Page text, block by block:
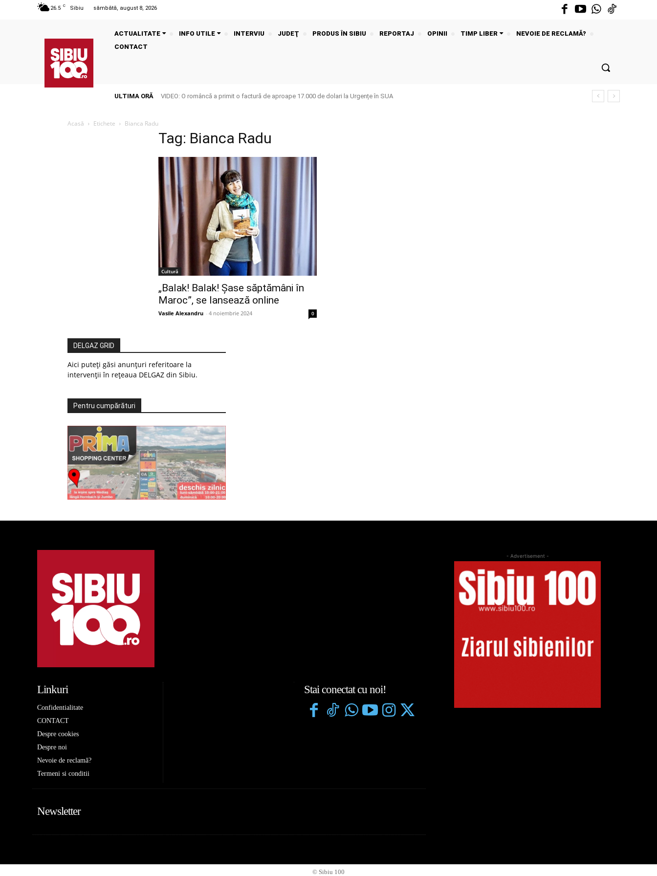
26.5 C Sibiu sâmbătă, august 8, 2026
ACTUALITATE INFO UTILE INTERVIU JUDEŢ PRODUS ÎN SIBIU REPORTAJ OPINII TIMP LIBER
NEVOIE DE RECLAMĂ?
CONTACT
ULTIMA ORĂ VIDEO: O româncă a primit o factură de aproape 17.000 de dolari la Urgențe în SUA
Acasă Etichete Bianca Radu
Tag: Bianca Radu
Cultură
„Balak! Balak! Șase săptămâni în
Maroc”, se lansează online
Vasile Alexandru - 4 noiembrie 2024 0
DELGAZ GRID
Aici puteți găsi anunțuri referitoare la
intervenții în rețeaua DELGAZ din Sibiu.
Pentru cumpărături
Linkuri
Confidentialitate
CONTACT
Despre cookies
Despre noi
Nevoie de reclamă?
Termeni si conditii
Stai conectat cu noi!
Newsletter
- Advertisement -
© Sibiu 100